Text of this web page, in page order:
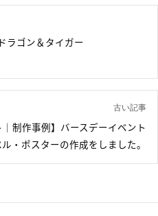
ラゴン＆タイガー
古い記事
制作事例】バースデーイベント
・ポスターの作成をしました。